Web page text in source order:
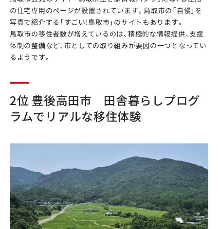
の住宅専用のページが設置されています。鳥取市の「自慢」を
写真で紹介する「すごい!鳥取市」のサイトもあります。
鳥取市の移住者数が増えているのは、積極的な情報提供、支援
体制の整備など、市としての取り組みが要因の一つとなってい
るようです。
2位 豊後高田市 田舎暮らしプログ
ラムでリアルな移住体験